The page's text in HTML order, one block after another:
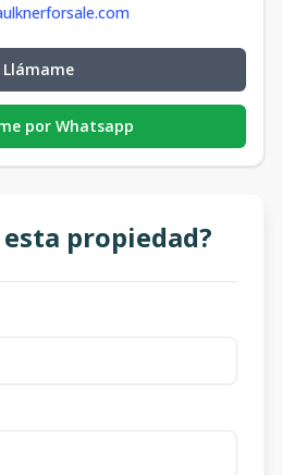
Llámame
por Whatsapp
propiedad?